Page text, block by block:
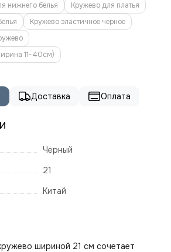
нижнего белья
Кружево для платья
Кружево эластичное черное
11-40см)
Доставка Оплата
Черный
21
Китай
шириной 21 см сочетает